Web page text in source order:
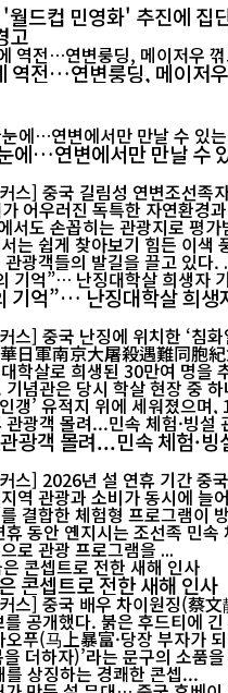
월드컵 민영화' 추진에 집
고
역전…연변룽딩, 메이저
에…연변에서만 만날 수
스] 중국 길림성 연변조선족
어우러진 독특한 자연환경
서도 손꼽히는 관광지로 평
는 쉽게 찾아보기 힘든 이색
해 있어 국
기억”… 난징대학살 희생
스] 중국 난징에 위치한 ‘침
日軍南京大屠殺遇難同胞
학살로 희생된 30만여 명을
념관은 당시 학살 현장 중
갱’ 유적지 위에 세워졌으며
광객 몰려...민속 체험·빙
스] 2026년 설 연휴 기간 중
역 관광과 소비가 동시에 늘
결합한 체험형 프로그램이
로 관광 프로그램을 ...
콘셉트로 전한 새해 인사
스] 중국 배우 차이원징(蔡
공개했다. 붉은 후드티에
오푸(马上暴富·당장 부자가
더하자)’라는 문구의 소품
를 상징하는 경쾌한 콘셉...